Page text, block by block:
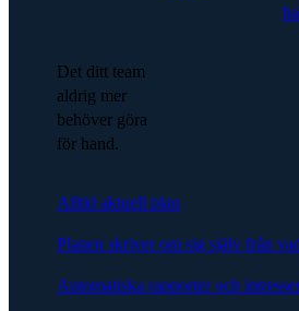
Det ditt team
aldrig mer
behöver göra
för hand.
Alltid aktuell plan
Planen skriver om sig själv från
Automatiska rapporter och